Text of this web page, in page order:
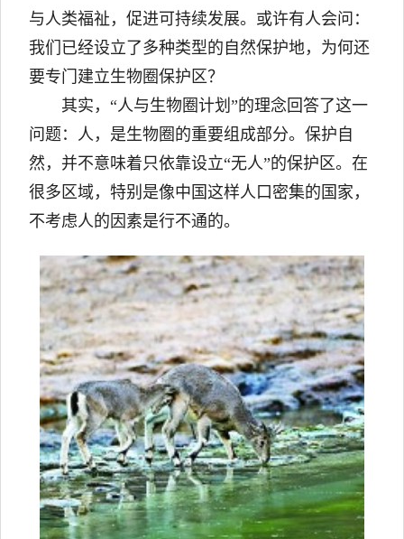
与人类福祉，促进可持续发展。或许有人会问：
我们已经设立了多种类型的自然保护地，为何还
要专门建立生物圈保护区？
其实，“人与生物圈计划”的理念回答了这一
问题：人，是生物圈的重要组成部分。保护自
然，并不意味着只依靠设立“无人”的保护区。在
很多区域，特别是像中国这样人口密集的国家，
不考虑人的因素是行不通的。